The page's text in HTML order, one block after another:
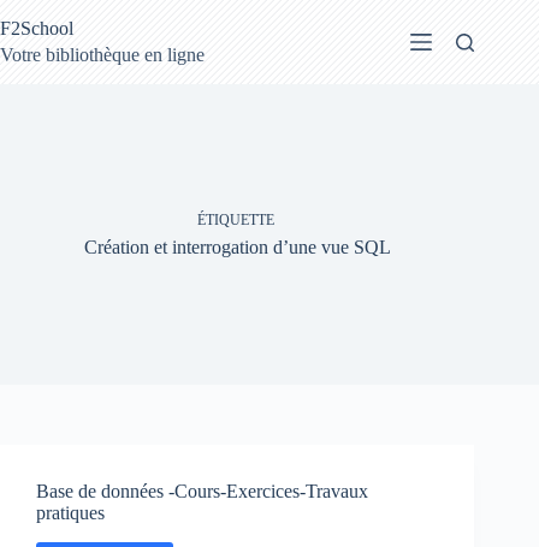
au
contenu
F2School
Votre bibliothèque en ligne
ÉTIQUETTE
Création et interrogation d’une vue SQL
Base de données -Cours-Exercices-Travaux
pratiques